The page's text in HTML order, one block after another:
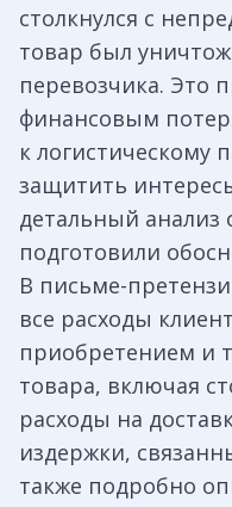
столкнулся с
товар был
перевозчика. Это
финансовым
к логистическому
защитить
детальный анализ
подготовили
В письме-
все расходы
приобретением и
товара, включая
расходы на
издержки,
также подробно